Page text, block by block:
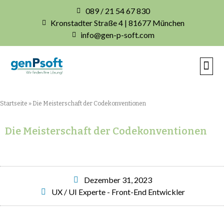
089 / 21 54 67 830
Kronstadter Straße 4 | 81677 München
info@gen-p-soft.com
Startseite » Die Meisterschaft der Codekonventionen
Die Meisterschaft der Codekonventionen
Dezember 31, 2023
UX / UI Experte - Front-End Entwickler